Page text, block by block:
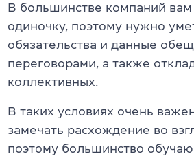
В большинстве компаний вам
одиночку, поэтому нужно
обязательства и данные
переговорами, а также
коллективных.
В таких условиях очень
замечать расхождение во
поэтому большинство